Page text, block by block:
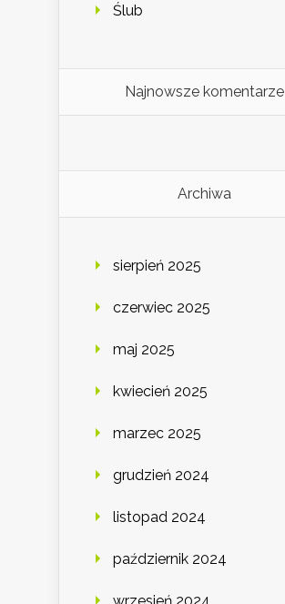
Ślub
Najnowsze komentarze
Archiwa
sierpień 2025
czerwiec 2025
maj 2025
kwiecień 2025
marzec 2025
grudzień 2024
listopad 2024
październik 2024